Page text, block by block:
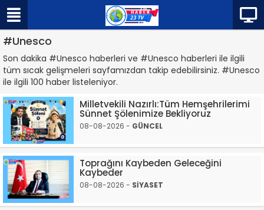
#Unesco
Son dakika #Unesco haberleri ve #Unesco haberleri ile ilgili
tüm sıcak gelişmeleri sayfamızdan takip edebilirsiniz. #Unesco
ile ilgili 100 haber listeleniyor.
Milletvekili Nazırlı:Tüm Hemşehrilerimi
Sünnet Şölenimize Bekliyoruz
08-08-2026 - GÜNCEL
Toprağını Kaybeden Geleceğini
Kaybeder
08-08-2026 - SİYASET